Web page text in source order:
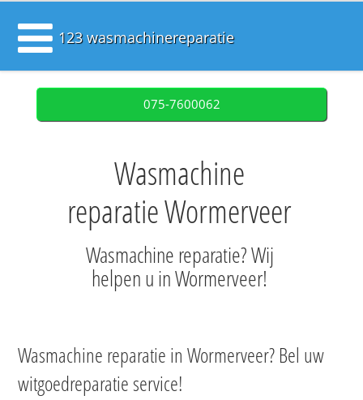
123 wasmachinereparatie
075-7600062
Wasmachine
reparatie Wormerveer
Wasmachine reparatie? Wij
helpen u in Wormerveer!
Wasmachine reparatie in Wormerveer? Bel uw
witgoedreparatie service!